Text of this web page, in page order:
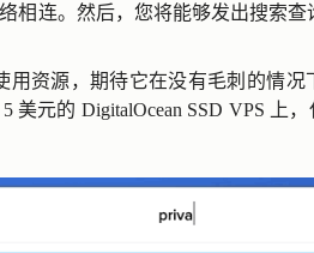
相连。然后，您将能够发出搜索
用资源，期待它在没有毛刺的情
美元的 DigitalOcean SSD VPS 上